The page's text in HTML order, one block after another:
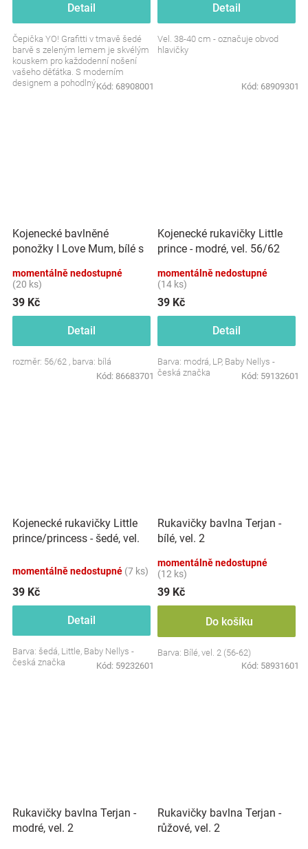
Detail
Čepička YO! Grafitti v tmavě šedé
barvě s zeleným lemem je skvélým
kouskem pro každodenní nošení
vašeho děťátka. S moderním
designem a pohodlnýmKód: 68908001
Detail
Vel. 38-40 cm - označuje obvod
hlavičky
Kód: 68909301
Kojenecké bavlněné
ponožky I Love Mum, bílé s
momentálně nedostupné
(20 ks)
39 Kč
Detail
rozměr: 56/62 , barva: bílá
Kód: 86683701
Kojenecké rukavičky Little
prince - modré, vel. 56/62
momentálně nedostupné
(14 ks)
39 Kč
Detail
Barva: modrá, LP, Baby Nellys -
česká značka
Kód: 59132601
Kojenecké rukavičky Little
prince/princess - šedé, vel.
momentálně nedostupné (7 ks)
39 Kč
Detail
Barva: šedá, Little, Baby Nellys -
česká značka
Kód: 59232601
Rukavičky bavlna Terjan -
bílé, vel. 2
momentálně nedostupné
(12 ks)
39 Kč
Do košíku
Barva: Bílé, vel. 2 (56-62)
Kód: 58931601
Rukavičky bavlna Terjan -
modré, vel. 2
Rukavičky bavlna Terjan -
růžové, vel. 2